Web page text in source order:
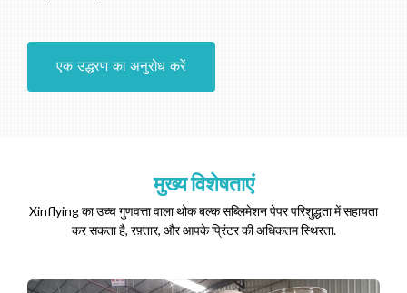
एक उद्धरण का अनुरोध करें
मुख्य विशेषताएं
Xinflying का उच्च गुणवत्ता वाला थोक बल्क सब्लिमेशन पेपर परिशुद्धता में सहायता
कर सकता है, रफ़्तार, और आपके प्रिंटर की अधिकतम स्थिरता.